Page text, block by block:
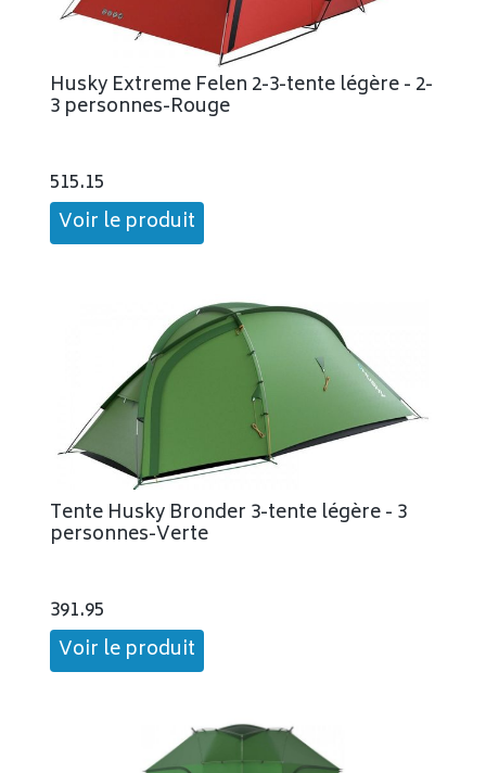
Husky Extreme Felen 2-3-tente légère - 2-
3 personnes-Rouge
515.15
Voir le produit
Tente Husky Bronder 3-tente légère - 3
personnes-Verte
391.95
Voir le produit